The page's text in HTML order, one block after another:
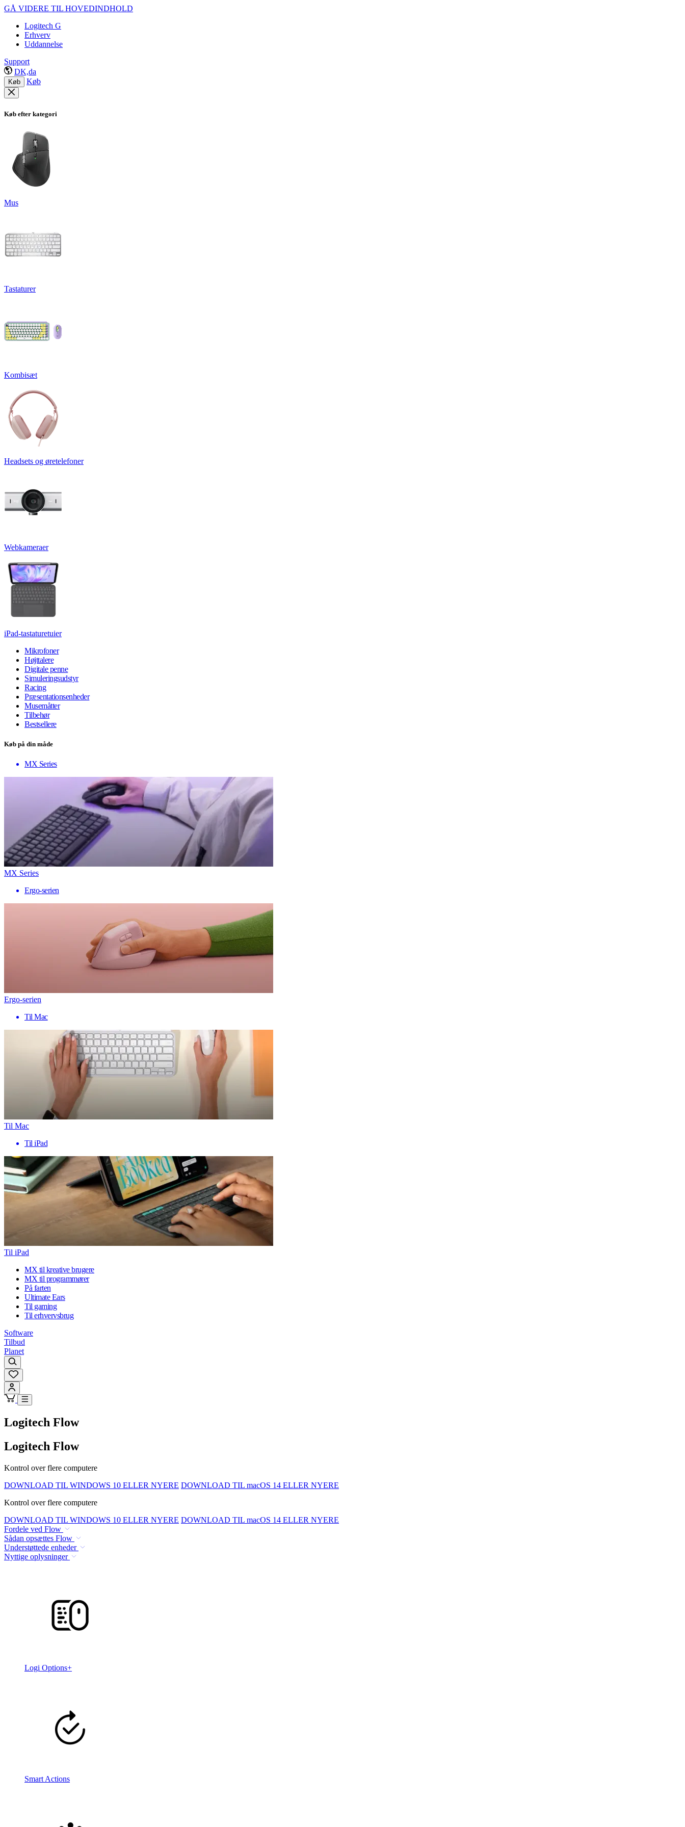
GÅ VIDERE TIL HOVEDINDHOLD
Logitech G
Erhverv
Uddannelse
Support
DK,da
Køb Køb
Køb efter kategori
Mus
Tastaturer
Kombisæt
Headsets og øretelefoner
Webkameraer
iPad-tastaturetuier
Mikrofoner
Højttalere
Digitale penne
Simuleringsudstyr
Racing
Præsentationsenheder
Musemåtter
Tilbehør
Bestsellere
Køb på din måde
MX Series
MX Series
Ergo-serien
Ergo-serien
Til Mac
Til Mac
Til iPad
Til iPad
MX til kreative brugere
MX til programmører
På farten
Ultimate Ears
Til gaming
Til erhvervsbrug
Software
Tilbud
Planet
Logitech Flow
Logitech Flow
Kontrol over flere computere
DOWNLOAD TIL WINDOWS 10 ELLER NYERE DOWNLOAD TIL macOS 14 ELLER NYERE
Kontrol over flere computere
DOWNLOAD TIL WINDOWS 10 ELLER NYERE DOWNLOAD TIL macOS 14 ELLER NYERE
Fordele ved Flow
Sådan opsættes Flow
Understøttede enheder
Nyttige oplysninger
Logi Options+
Smart Actions